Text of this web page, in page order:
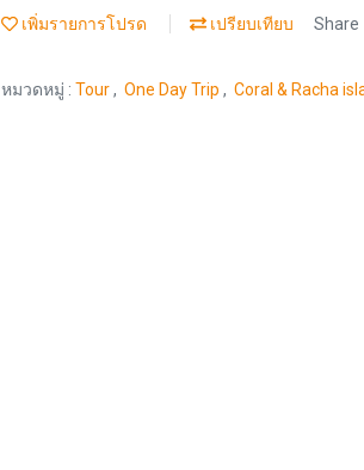
เพิ่มรายการโปรด เปรียบเทียบ Share
หมวดหมู่ : Tour, One Day Trip , Coral & Racha